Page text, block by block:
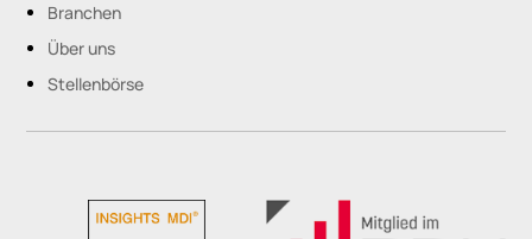
Branchen
Über uns
Stellenbörse